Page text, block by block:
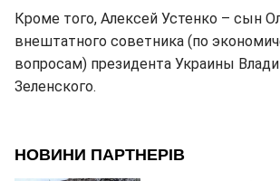
Кроме того, Алексей Устенко – сын
внештатного советника (по
вопросам) президента Украины
Зеленского.